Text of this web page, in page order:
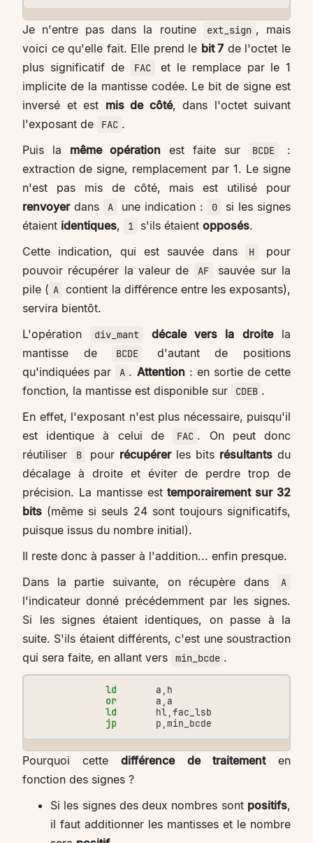
Je n'entre pas dans la routine ext_sign , mais
voici ce qu'elle fait. Elle prend le bit 7 de l'octet le
plus significatif de
FAC
et le remplace par le 1
implicite de la mantisse codée. Le bit de signe est
inversé et est mis de côté, dans l'octet suivant
l'exposant de
FAC .
Puis la même opérationest faite sur BCDE
:
extraction de signe, remplacement par 1. Le signe
n'est pas mis de côté, mais est utilisé pour
renvoyerdans A une indication : 0
si les signes
étaient identiques, 1 s'ils étaientopposés.
Cette indication, qui est sauvée dans
H
pour
pouvoir récupérer la valeur de
AF
sauvée sur la
pile ( A contient la différence entre les exposants),
servira bientôt.
L'opération
div_mant décale vers la droitela
mantisse de
BCDE
d'autant de positions
qu'indiquées par
A . Attention: en sortie de cette
fonction, la mantisse est disponible sur
CDEB .
En effet, l'exposant n'est plus nécessaire, puisqu'il
est identique à celui de
FAC . On peut donc
réutiliser
B pour récupérerles bits résultants du
décalage à droite et éviter de perdre trop de
précision. La mantisse esttemporairement sur 32
bits (même si seuls 24 sont toujours significatifs,
puisque issus du nombre initial).
Il reste donc à passer à l'addition... enfin presque.
Dans la partie suivante, on récupère dans
A
l'indicateur donné précédemment par les signes.
Si les signes étaient identiques, on passe à la
suite. S'ils étaient différents, c'est une soustraction
qui sera faite, en allant vers
min_bcde .
ld a , h
or
a , a
ld
hl,fac_lsb
jp
p ,min_bcde
Pourquoi cettedifférence de traitementen
fonction des signes ?
Si les signes des deux nombres sont positifs,
il faut additionner les mantisses et le nombre